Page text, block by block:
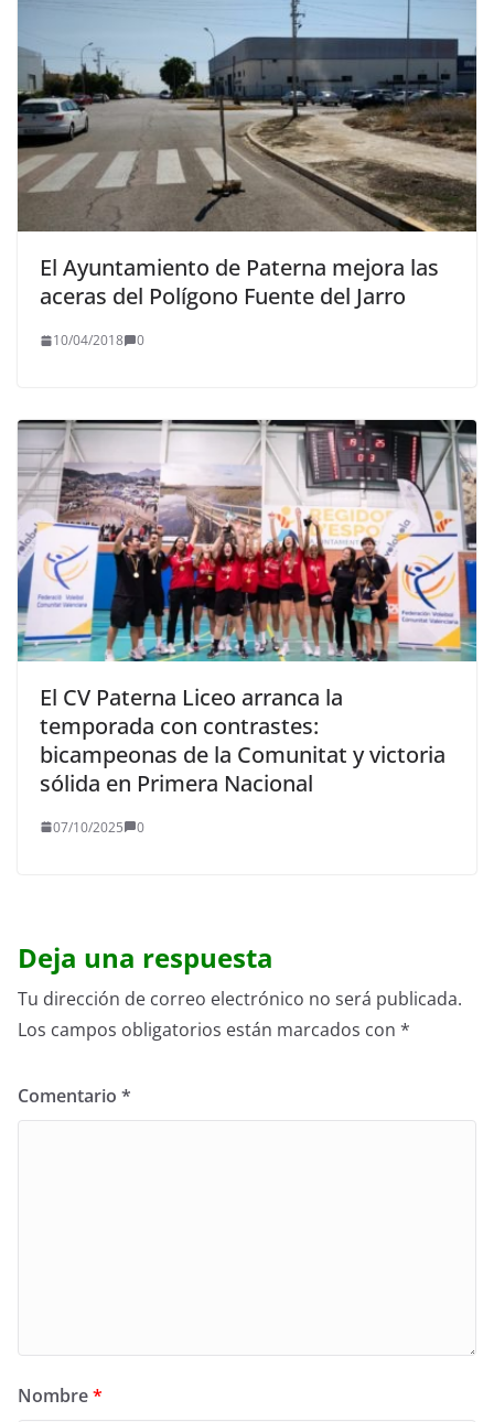
El Ayuntamiento de Paterna mejora las
aceras del Polígono Fuente del Jarro
10/04/2018 0
El CV Paterna Liceo arranca la
temporada con contrastes:
bicampeonas de la Comunitat y victoria
sólida en Primera Nacional
07/10/2025 0
Deja una respuesta
Tu dirección de correo electrónico no será publicada.
Los campos obligatorios están marcados con *
Comentario *
Nombre*